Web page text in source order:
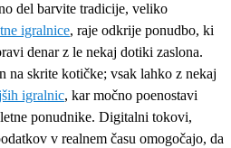
del barvite tradicije, veliko
igralnice, raje odkrije ponudbo, ki
denar z le nekaj dotiki zaslona.
na skrite kotičke; vsak lahko z nekaj
igralnic, kar močno poenostavi
ponudnike. Digitalni tokovi,
v realnem času omogočajo, da